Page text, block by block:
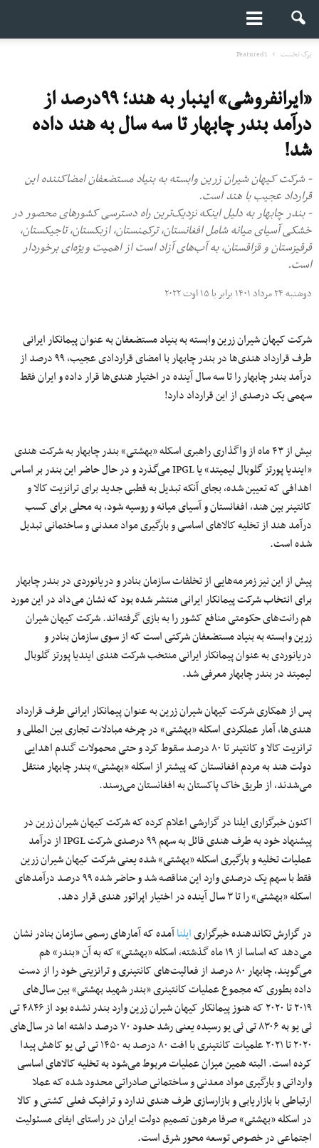
برگ نخست Featured1
«ایرانفروشی» اینبار به هند؛ ٩٩درصد از
درآمد بندر چابهار تا سه سال به هند داده
شد!
- شرکت کیهان شیران زرین وابسته به بنیاد مستضعفان امضاکننده این
قرارداد عجیب با هند است.
- بندر چابهار به‌ دلیل اینکه نزدیک‌ترین راه دسترسی کشورهای محصور در
خشکی آسیای میانه شامل افغانستان، ترکمنستان، ازبکستان، تاجیکستان،
قرقیزستان و قزاقستان، به آب‌های آزاد است از اهمیت ویژه‌ای برخوردار
است.
دوشنبه ۲۴ مرداد ۱۴۰۱ برابر با ۱۵ اوت ۲۰۲۲
شرکت کیهان شیران زرین وابسته به بنیاد مستضعفان به عنوان پیمانکار ایرانی
طرف قرارداد هندی‌ها در بندر چابهار با امضای قراردادی عجیب، ٩٩ درصد از
درآمد بندر چابهار را تا سه سال آینده در اختیار هندی‌ها قرار داده و ایران فقط
سهمی یک درصدی از این قرارداد دارد!
بیش از ۴۳ ماه از واگذاری راهبری اسکله «بهشتی» بندر چابهار به شرکت هندی
«ایندیا پورتز گلوبال لیمیتد» یا IPGL می‌گذرد و در حال حاضر این بندر بر اساس
اهدافی که تعیین شده، بجای آنکه تبدیل به قطبی جدید برای ترانزیت کالا و
کانتینر بین هند، افغانستان و آسیای میانه و روسیه شود، به محلی برای کسب
درآمد هند از تخلیه کالاهای اساسی و بارگیری مواد معدنی و ساختمانی تبدیل
شده است.
پیش از این نیز زمزمه‌هایی از تخلفات سازمان بنادر و دریانوردی در بندر چابهار
برای انتخاب شرکت پیمانکار ایرانی منتشر شده بود که نشان می‌داد در این مورد
هم رانت‌های حکومتی منافع کشور را به بازی گرفته‌اند. شرکت کیهان شیران
زرین وابسته به بنیاد مستضعفان شرکتی است که از سوی سازمان بنادر و
دریانوردی به عنوان پیمانکار ایرانی منتخب شرکت هندی ایندیا پورتز گلوبال
لیمیتد در بندر چابهار معرفی شد.
پس از همکاری شرکت کیهان شیران زرین به عنوان پیمانکار ایرانی طرف قرارداد
هندی‌ها، آمار عملکردی اسکله «بهشتی» در چرخه مبادلات تجاری بین المللی و
ترانزیت کالا و کانتینر تا ۸۰ درصد سقوط کرد و حتی محمولات گندم اهدایی
دولت هند به مردم افغانستان که پیشتر از اسکله «بهشتی» بندر چابهار منتقل
می‌شدند، از طریق خاک پاکستان به افغانستان می‌رسند.
اکنون خبرگزاری ایلنا در گزارشی اعلام کرده که شرکت کیهان شیران زرین در
پیشنهاد خود به طرف هندی قائل به سهم ۹۹ درصدی شرکت IPGL از درآمد
عملیات تخلیه و بارگیری اسکله «بهشتی» شده یعنی شرکت کیهان شیران زرین
فقط با سهم یک درصدی وارد این مناقصه شد و حاضر شده ۹۹ درصد درآمدهای
اسکله «بهشتی» را تا ۳ سال آینده در اختیار اپراتور هندی قرار دهد.
در گزارش تکاندهنده خبرگزاریایلناآمده که آمارهای رسمی سازمان بنادر نشان
می‌دهد که اساسا از ۱۹ ماه گذشته، اسکله «بهشتی» که به آن «بندر» هم
می‌گویند، چابهار ۸۰ درصد از فعالیت‌های کانتینری و ترانزیتی خود را از دست
داده بطوری که مجموع عملیات کانتینری «بندر شهید بهشتی» بین سال‌های
٢٠١٩ تا ٢٠٢٠ که هنوز پیمانکار کیهان شیران زرین وارد بندر نشده بود از ۴٨۴۶ تی
ئی یو به ٨٣٠۶ تی ئی یو رسیده یعنی رشد حدود ٧٠ درصد داشته اما در سال‌های
٢٠٢٠ تا ٢٠٢١ علمیات کانتینری با افت ٨٠ درصد به ١۴۵٠ تی ئی یو کاهش پیدا
کرده است. البته همین میزان عملیات مربوط می‌شود به تخلیه کالاهای اساسی
وارداتی و بارگیری مواد معدنی و ساختمانی صادراتی محدود شده که عملا
ارتباطی با بازاریابی و بازارسازی طرف هندی ندارد و ترافیک فعلی کشتی و کالا
در اسکله «بهشتی» صرفا مرهون تصمیم دولت ایران در راستای ایفای مسئولیت
اجتماعی در خصوص توسعه محور شرق است.